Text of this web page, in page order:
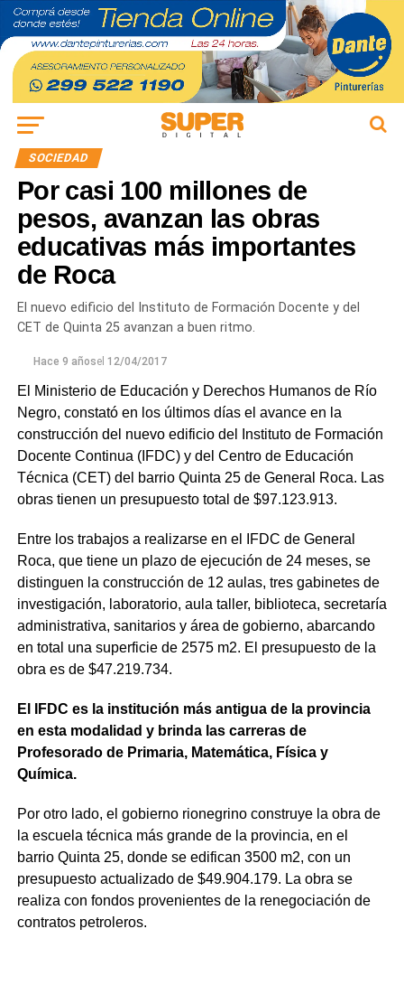
SOCIEDAD
Por casi 100 millones de
pesos, avanzan las obras
educativas más importantes
de Roca
El nuevo edificio del Instituto de Formación Docente y del
CET de Quinta 25 avanzan a buen ritmo.
Hace 9 añosel 12/04/2017
El Ministerio de Educación y Derechos Humanos de Río
Negro, constató en los últimos días el avance en la
construcción del nuevo edificio del Instituto de Formación
Docente Continua (IFDC) y del Centro de Educación
Técnica (CET) del barrio Quinta 25 de General Roca. Las
obras tienen un presupuesto total de $97.123.913.
Entre los trabajos a realizarse en el IFDC de General
Roca, que tiene un plazo de ejecución de 24 meses, se
distinguen la construcción de 12 aulas, tres gabinetes de
investigación, laboratorio, aula taller, biblioteca, secretaría
administrativa, sanitarios y área de gobierno, abarcando
en total una superficie de 2575 m2. El presupuesto de la
obra es de $47.219.734.
El IFDC es la institución más antigua de la provincia
en esta modalidad y brinda las carreras de
Profesorado de Primaria, Matemática, Física y
Química.
Por otro lado, el gobierno rionegrino construye la obra de
la escuela técnica más grande de la provincia, en el
barrio Quinta 25, donde se edifican 3500 m2, con un
presupuesto actualizado de $49.904.179. La obra se
realiza con fondos provenientes de la renegociación de
contratos petroleros.